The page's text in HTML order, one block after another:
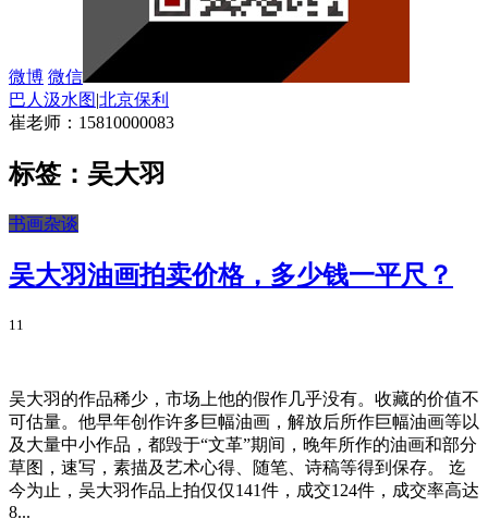
微博 微信
巴人汲水图|北京保利
崔老师：15810000083
标签：吴大羽
书画杂谈
吴大羽油画拍卖价格，多少钱一平尺？
11
吴大羽的作品稀少，市场上他的假作几乎没有。收藏的价值不
可估量。他早年创作许多巨幅油画，解放后所作巨幅油画等以
及大量中小作品，都毁于“文革”期间，晚年所作的油画和部分
草图，速写，素描及艺术心得、随笔、诗稿等得到保存。 迄
今为止，吴大羽作品上拍仅仅141件，成交124件，成交率高达
8...